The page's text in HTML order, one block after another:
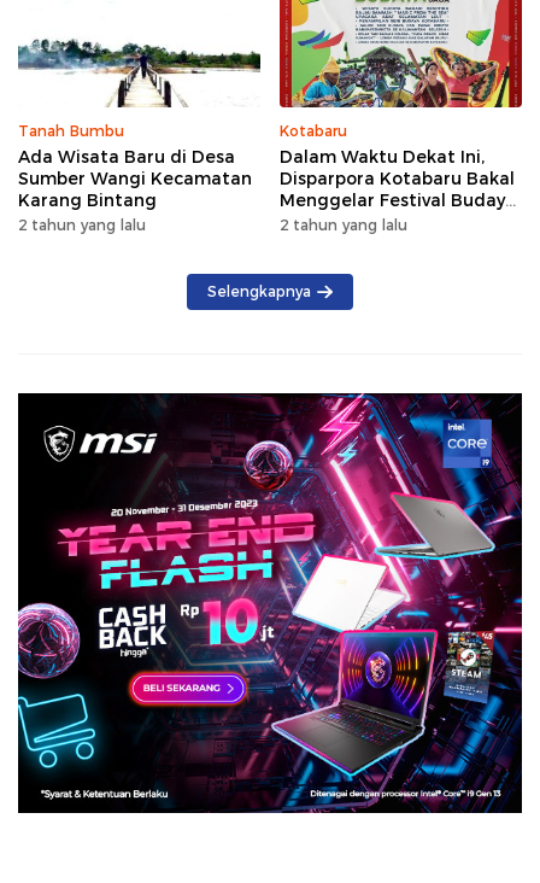
Tanah Bumbu
Ada Wisata Baru di Desa
Sumber Wangi Kecamatan
Karang Bintang
2 tahun yang lalu
Kotabaru
Dalam Waktu Dekat Ini,
Disparpora Kotabaru Bakal
Menggelar Festival Budaya
Saijaan 2024
2 tahun yang lalu
Selengkapnya